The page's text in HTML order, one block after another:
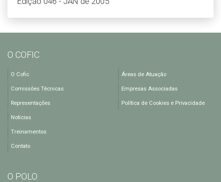
O COFIC
O Cofic
Comissões Técnicas
Representações
Áreas de Atuação
Empresas Associadas
Política de Cookies e Privacidade
Notícias
Treinamentos
Contato
O POLO